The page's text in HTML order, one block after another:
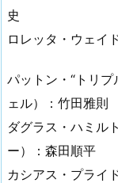
史
ロレッタ・ウェイ
パットン・“トリ
ェル）：竹田雅則
ダグラス・ハミル
ー）：森田順平
カシアス・プライ